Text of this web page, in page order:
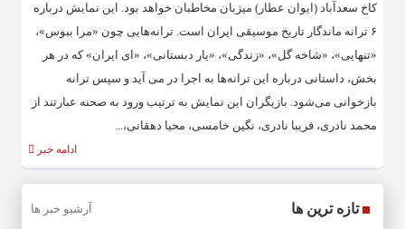
کاخ سعدآباد (ایوان عطار) میزبان مخاطبان خواهد بود. این نمایش درباره
۶ ترانه ماندگار تاریخ موسیقی ایران است. ترانه‌هایی چون «مرا ببوس»،
«تنهایی»، «شاخه گل»، «زندگی»، «یار دبستانی»، «ای ایران» که در هر
بخش، داستانی درباره این ترانه‌ها به اجرا در می آید و سپس ترانه
بازخوانی می‌شود. بازیگران این نمایش به ترتیب ورود به صحنه عبارتند از
محمد نادری، فریبا نادری، نگین خامسی، محیا دهقانی،...
ادامه خبر
تازه ترین ها آرشیو خبر ها